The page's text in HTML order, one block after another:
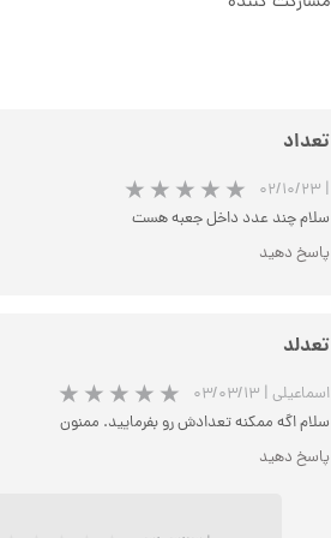
تعداد
| ۰۲/۱۰/۲۳
سلام چند عدد داخل جعبه هست
پاسخ دهید
تعدلد
اسماعیلی | ۰۳/۰۳/۱۳
سلام اگه ممکنه تعدادش رو بفرمایید. ممنون
پاسخ دهید